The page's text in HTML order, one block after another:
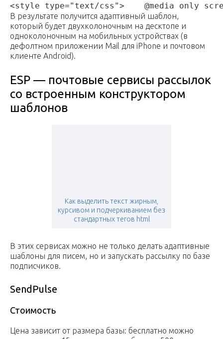
<style type="text/css">    @media only
В результате получится адаптивный шаблон,
который будет двухколоночным на десктопе и
одноколоночным на мобильных устройствах (в
дефолтном приложении Mail для iPhone и почтовом
клиенте Android).
ESP — почтовые сервисы рассылок
со встроенным конструктором
шаблонов
Как выделить текст жирным,
курсивом и подчеркиванием без
стандартных тегов html
В этих сервисах можно не только делать адаптивные
шаблоны для писем, но и запускать рассылку по базе
подписчиков.
SendPulse
Стоимость
Цена зависит от размера базы: бесплатно можно